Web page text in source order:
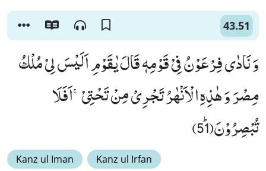
43.51
وَ نَادٰى فِرْعَوْنُ فِیْ قَوْمِهٖ قَالَ یٰقَوْمِ اَلَیْسَ لِیْ مُلْكُ
مِصْرَ وَ هٰذِهِ الْاَنْهٰرُ تَجْرِیْ مِنْ تَحْتِیْۚ-اَفَلَا
تُبْصِرُوْنَﭤ(51)
Kanz ul Iman Kanz ul Irfan